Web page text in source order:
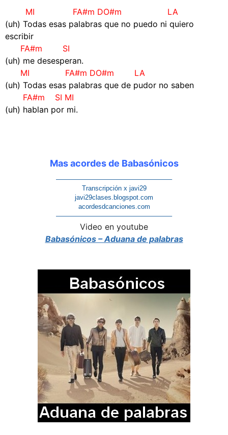
MI FA#m DO#m LA
(uh) Todas esas palabras que no puedo ni quiero
escribir
FA#m SI
(uh) me desesperan.
MI FA#m DO#m LA
(uh) Todas esas palabras que de pudor no saben
FA#m SI MI
(uh) hablan por mi.
Mas acordes de Babasónicos
—————————————————–
Transcripción x javi29
javi29clases.blogspot.com
acordesdcanciones.com
—————————————————–
Video en youtube
Babasónicos – Aduana de palabras